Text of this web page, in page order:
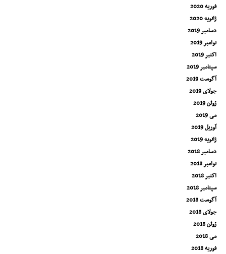
فوریه 2020
ژانویه 2020
دسامبر 2019
نوامبر 2019
اکتبر 2019
سپتامبر 2019
آگوست 2019
جولای 2019
ژوئن 2019
می 2019
آوریل 2019
ژانویه 2019
دسامبر 2018
نوامبر 2018
اکتبر 2018
سپتامبر 2018
آگوست 2018
جولای 2018
ژوئن 2018
می 2018
فوریه 2018